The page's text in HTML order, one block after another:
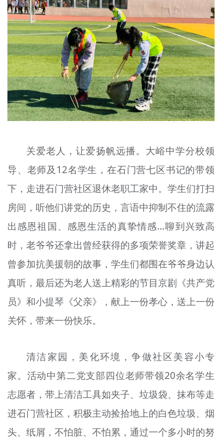
关爱老人，让爱扬帆远播。大峪中学分校领
导、老师及12名学生，在石门营七区书记的带领
下，走进石门营社区退休老职工家中。学生们打扫
房间，听他们讲党的历史，言语中抑制不住的流露
出感恩祖国、感恩生活的真挚情感...聊到兴致高
时，老爷爷还拿出曾经获得的多项荣誉奖章，讲起
曾参加抗美援朝的故事，学生们都围在爷爷身边认
真听，最后还为老人送上精彩的节目京剧《共产党
员》和小提琴《父亲》，献上一份孝心，送上一份
关怀，带来一份快乐。
清洁家园，美化环境，争做社区美容小专
家。活动中第二党支部四位老师带领20余名学生
志愿者，带上清洁工具如夹子、垃圾袋、抹布等走
进石门营社区，积极主动捡拾地上的白色垃圾、烟
头、纸屑，不怕脏、不怕累，通过一个多小时的努